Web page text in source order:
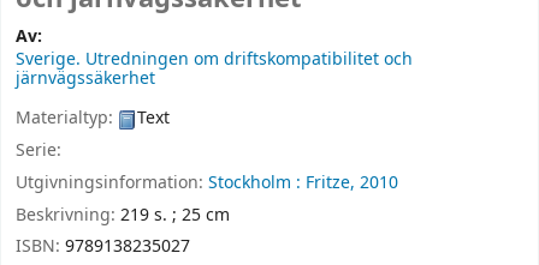
Av:
Sverige. Utredningen om driftskompatibilitet och
järnvägssäkerhet
Materialtyp:
Text
Serie:
Utgivningsinformation: Stockholm : Fritze, 2010
Beskrivning: 219 s. ; 25 cm
ISBN: 9789138235027